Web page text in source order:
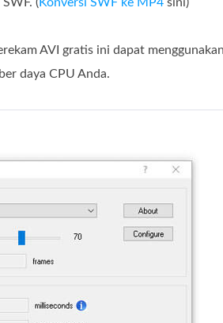
AVI gratis ini dapat
daya CPU Anda.